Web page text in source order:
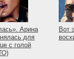
Арина
для
с голой
Вот